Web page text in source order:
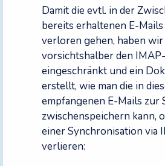
Damit die evtl. in der
bereits erhaltenen E-
verloren gehen, haben wir
vorsichtshalber den
eingeschränkt und ein
erstellt, wie man die in
empfangenen E-Mails zur
zwischenspeichern kann,
einer Synchronisation via
verlieren: